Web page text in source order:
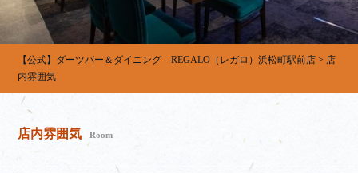
【公式】ダーツバー＆ダイニング REGALO（レガロ）浜松町駅前店 > 店
内雰囲気
店内雰囲気 Room